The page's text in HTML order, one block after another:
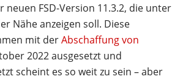
FSD-Version 11.3.2, die unter
Nähe anzeigen soll. Diese
mit derAbschaffung von
2022 ausgesetzt und
scheint es so weit zu sein – aber